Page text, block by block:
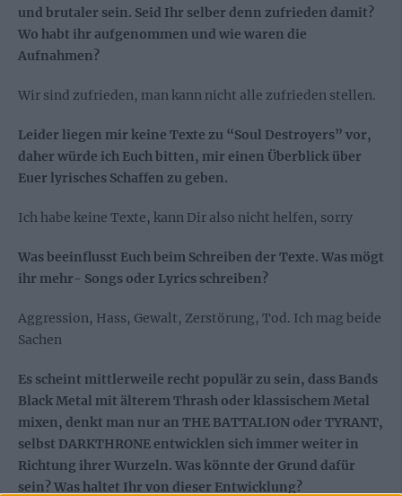
und brutaler sein. Seid Ihr selber denn zufrieden damit?
Wo habt ihr aufgenommen und wie waren die
Aufnahmen?
Wir sind zufrieden, man kann nicht alle zufrieden stellen.
Leider liegen mir keine Texte zu “Soul Destroyers” vor,
daher würde ich Euch bitten, mir einen Überblick über
Euer lyrisches Schaffen zu geben.
Ich habe keine Texte, kann Dir also nicht helfen, sorry
Was beeinflusst Euch beim Schreiben der Texte. Was mögt
ihr mehr- Songs oder Lyrics schreiben?
Aggression, Hass, Gewalt, Zerstörung, Tod. Ich mag beide
Sachen
Es scheint mittlerweile recht populär zu sein, dass Bands
Black Metal mit älterem Thrash oder klassischem Metal
mixen, denkt man nur an THE BATTALION oder TYRANT,
selbst DARKTHRONE entwicklen sich immer weiter in
Richtung ihrer Wurzeln. Was könnte der Grund dafür
sein? Was haltet Ihr von dieser Entwicklung?